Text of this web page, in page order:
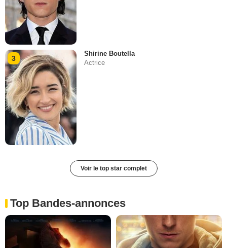
3
Shirine Boutella
Actrice
Voir le top star complet
Top Bandes-annonces